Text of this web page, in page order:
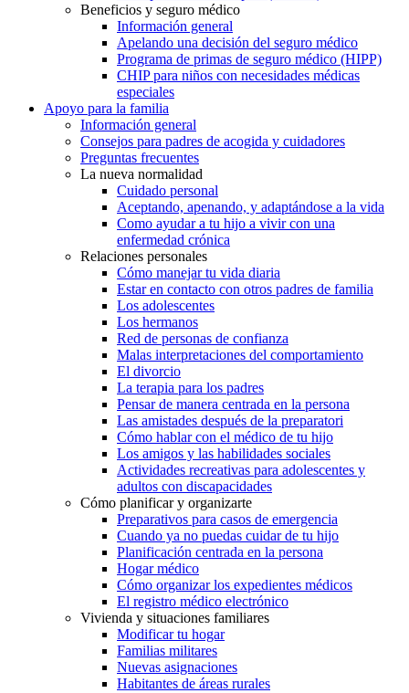
Beneficios y seguro médico
Información general
Apelando una decisión del seguro médico
Programa de primas de seguro médico (HIPP)
CHIP para niños con necesidades médicas
especiales
Apoyo para la familia
Información general
Consejos para padres de acogida y cuidadores
Preguntas frecuentes
La nueva normalidad
Cuidado personal
Aceptando, apenando, y adaptándose a la vida
Como ayudar a tu hijo a vivir con una
enfermedad crónica
Relaciones personales
Cómo manejar tu vida diaria
Estar en contacto con otros padres de familia
Los adolescentes
Los hermanos
Red de personas de confianza
Malas interpretaciones del comportamiento
El divorcio
La terapia para los padres
Pensar de manera centrada en la persona
Las amistades después de la preparatori
Cómo hablar con el médico de tu hijo
Los amigos y las habilidades sociales
Actividades recreativas para adolescentes y
adultos con discapacidades
Cómo planificar y organizarte
Preparativos para casos de emergencia
Cuando ya no puedas cuidar de tu hijo
Planificación centrada en la persona
Hogar médico
Cómo organizar los expedientes médicos
El registro médico electrónico
Vivienda y situaciones familiares
Modificar tu hogar
Familias militares
Nuevas asignaciones
Habitantes de áreas rurales